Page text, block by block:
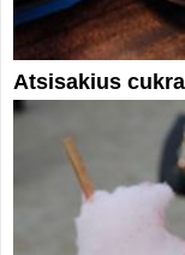
Atsisakius